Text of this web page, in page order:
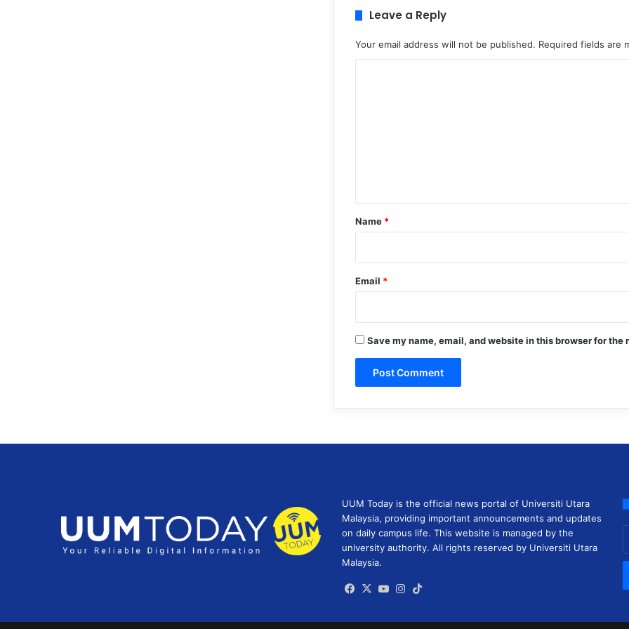
Leave a Reply
Your email address will not be published. Required fields are
*
Name *
Email *
Save my name, email, and website in this browser for the
UUM Today is the official news portal of Universiti Utara
Malaysia, providing important announcements and updates
on daily campus life. This website is managed by the
university authority. All rights reserved by Universiti Utara
Malaysia.
Facebook
X YouTubeInstagram